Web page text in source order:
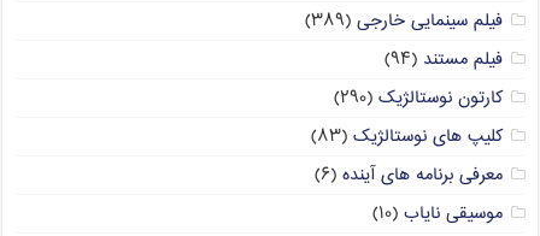
فیلم سینمایی خارجی (۳۸۹)
فیلم مستند (۹۴)
کارتون نوستالژیک (۲۹۰)
کلیپ های نوستالژیک (۸۳)
معرفی برنامه های آینده (۶)
موسیقی نایاب (۱۰)